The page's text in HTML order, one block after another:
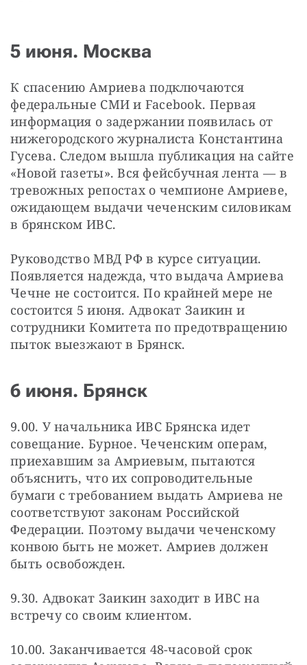
5 июня. Москва
К спасению Амриева подключаются
федеральные СМИ и Facebook. Первая
информация о задержании появилась от
нижегородского журналиста Константина
Гусева. Следом вышла публикация на сайте
«Новой газеты». Вся фейсбучная лента — в
тревожных репостах о чемпионе Амриеве,
ожидающем выдачи чеченским силовикам
в брянском ИВС.
Руководство МВД РФ в курсе ситуации.
Появляется надежда, что выдача Амриева
Чечне не состоится. По крайней мере не
состоится 5 июня. Адвокат Заикин и
сотрудники Комитета по предотвращению
пыток выезжают в Брянск.
6 июня. Брянск
9.00. У начальника ИВС Брянска идет
совещание. Бурное. Чеченским операм,
приехавшим за Амриевым, пытаются
объяснить, что их сопроводительные
бумаги с требованием выдать Амриева не
соответствуют законам Российской
Федерации. Поэтому выдачи чеченскому
конвою быть не может. Амриев должен
быть освобожден.
9.30. Адвокат Заикин заходит в ИВС на
встречу со своим клиентом.
10.00. Заканчивается 48-часовой срок